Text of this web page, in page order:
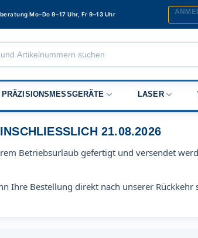
Mo–Do 9–17 Uhr, Fr 9–13 Uhr
PRÄZISIONSMESSGERÄTE LASER
21.08.2026
Betriebsurlaub gefertigt und versendet
Ihre Bestellung direkt nach unserer